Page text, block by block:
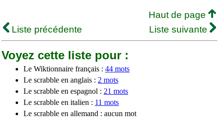
Haut de page
Liste précédente
Liste suivante
Voyez cette liste pour :
Le Wiktionnaire français : 44 mots
Le scrabble en anglais : 2 mots
Le scrabble en espagnol : 21 mots
Le scrabble en italien : 11 mots
Le scrabble en allemand : aucun mot